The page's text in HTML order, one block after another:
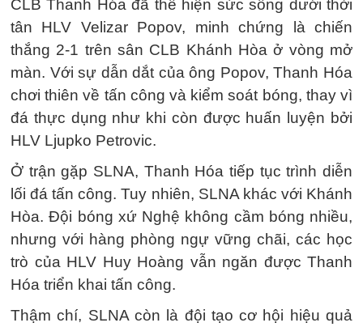
CLB Thanh Hóa đã thể hiện sức sống dưới thời
tân HLV Velizar Popov, minh chứng là chiến
thắng 2-1 trên sân CLB Khánh Hòa ở vòng mở
màn. Với sự dẫn dắt của ông Popov, Thanh Hóa
chơi thiên về tấn công và kiểm soát bóng, thay vì
đá thực dụng như khi còn được huấn luyện bởi
HLV Ljupko Petrovic.
Ở trận gặp SLNA, Thanh Hóa tiếp tục trình diễn
lối đá tấn công. Tuy nhiên, SLNA khác với Khánh
Hòa. Đội bóng xứ Nghệ không cầm bóng nhiều,
nhưng với hàng phòng ngự vững chãi, các học
trò của HLV Huy Hoàng vẫn ngăn được Thanh
Hóa triển khai tấn công.
Thậm chí, SLNA còn là đội tạo cơ hội hiệu quả